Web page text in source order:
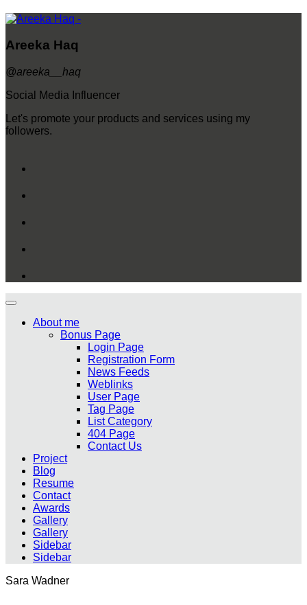
Areeka Haq
@areeka__haq
Social Media Influencer
Let's promote your products and services using my
followers.
About me
Bonus Page
Login Page
Registration Form
News Feeds
Weblinks
User Page
Tag Page
List Category
404 Page
Contact Us
Project
Blog
Resume
Contact
Awards
Gallery
Gallery
Sidebar
Sidebar
Sara Wadner